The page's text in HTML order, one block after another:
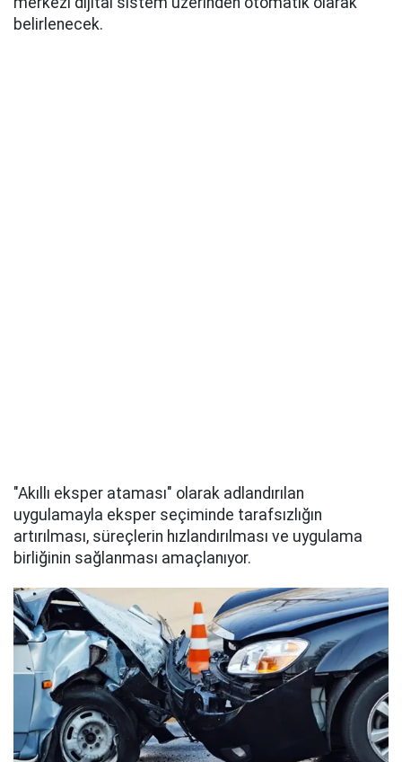
belirlenecek.
"Akıllı eksper ataması" olarak adlandırılan
uygulamayla eksper seçiminde tarafsızlığın
artırılması, süreçlerin hızlandırılması ve uygulama
birliğinin sağlanması amaçlanıyor.